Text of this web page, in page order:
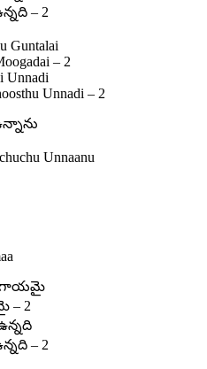
– 2
Guntalai
– 2
Unnadi
Unnadi – 2
Unnaanu
గాయమై
– 2
– 2